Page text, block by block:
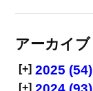
アーカイブ
[+] 2025 (54)
[+]